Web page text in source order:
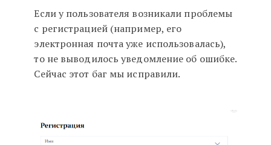
Если у пользователя возникали проблемы
с регистрацией (например, его
электронная почта уже использовалась),
то не выводилось уведомление об ошибке.
Сейчас этот баг мы исправили.